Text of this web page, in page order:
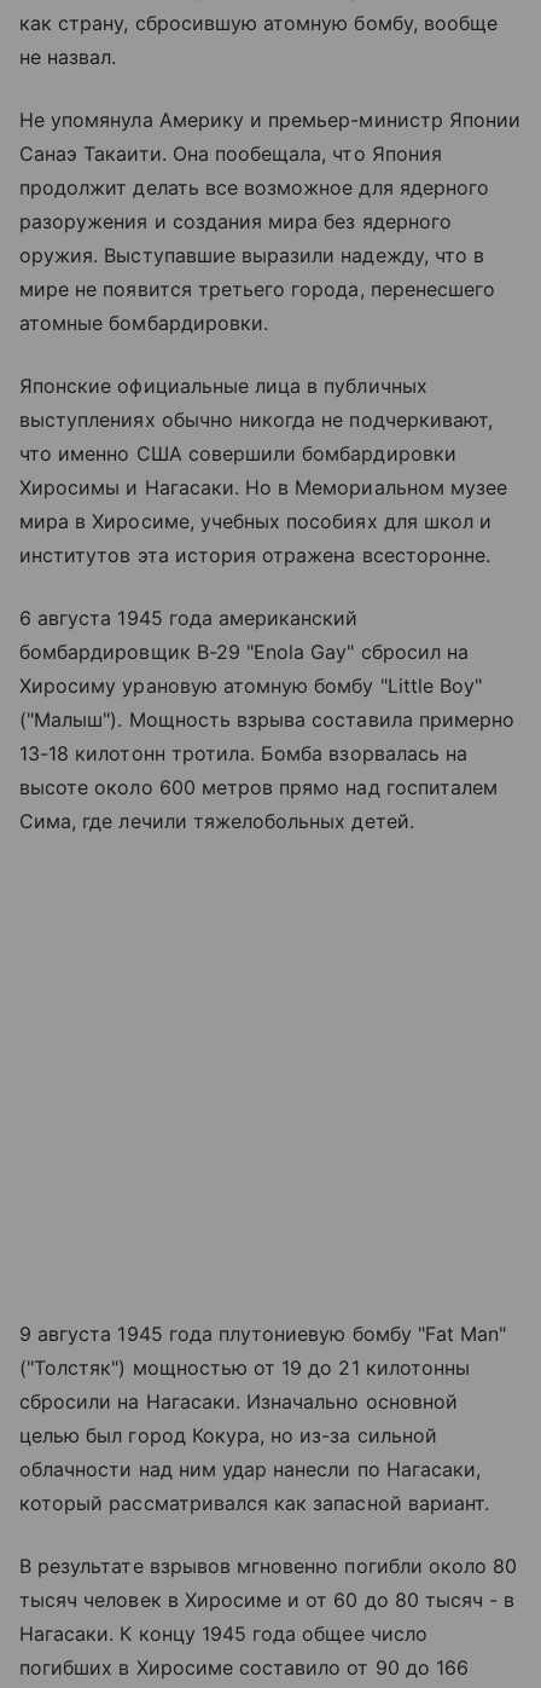
как страну, сбросившую атомную бомбу, вообще
не назвал.
Не упомянула Америку и премьер-министр Японии
Санаэ Такаити. Она пообещала, что Япония
продолжит делать все возможное для ядерного
разоружения и создания мира без ядерного
оружия. Выступавшие выразили надежду, что в
мире не появится третьего города, перенесшего
атомные бомбардировки.
Японские официальные лица в публичных
выступлениях обычно никогда не подчеркивают,
что именно США совершили бомбардировки
Хиросимы и Нагасаки. Но в Мемориальном музее
мира в Хиросиме, учебных пособиях для школ и
институтов эта история отражена всесторонне.
6 августа 1945 года американский
бомбардировщик B-29 "Enola Gay" сбросил на
Хиросиму урановую атомную бомбу "Little Boy"
("Малыш"). Мощность взрыва составила примерно
13-18 килотонн тротила. Бомба взорвалась на
высоте около 600 метров прямо над госпиталем
Сима, где лечили тяжелобольных детей.
9 августа 1945 года плутониевую бомбу "Fat Man"
("Толстяк") мощностью от 19 до 21 килотонны
сбросили на Нагасаки. Изначально основной
целью был город Кокура, но из-за сильной
облачности над ним удар нанесли по Нагасаки,
который рассматривался как запасной вариант.
В результате взрывов мгновенно погибли около 80
тысяч человек в Хиросиме и от 60 до 80 тысяч - в
Нагасаки. К концу 1945 года общее число
погибших в Хиросиме составило от 90 до 166